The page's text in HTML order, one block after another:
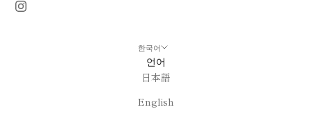
한국어
언어
日本語
English